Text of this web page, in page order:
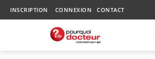
INSCRIPTION CONNEXION CONTACT